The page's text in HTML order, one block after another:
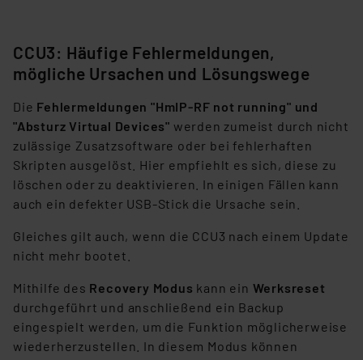
CCU3: Häufige Fehlermeldungen,
mögliche Ursachen und Lösungswege
Die Fehlermeldungen "HmIP-RF not running" und
"Absturz Virtual Devices" werden zumeist durch nicht
zulässige Zusatzsoftware oder bei fehlerhaften
Skripten ausgelöst. Hier empfiehlt es sich, diese zu
löschen oder zu deaktivieren. In einigen Fällen kann
auch ein defekter USB-Stick die Ursache sein.
Gleiches gilt auch, wenn die CCU3 nach einem Update
nicht mehr bootet.
Mithilfe des Recovery Modus kann ein Werksreset
durchgeführt und anschließend ein Backup
eingespielt werden, um die Funktion möglicherweise
wiederherzustellen. In diesem Modus können